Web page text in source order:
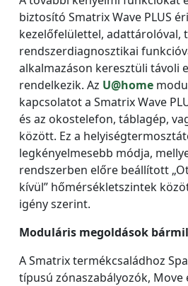
biztosító Smatrix Wave PLUS
kezelőfelülettel, adattárolóval,
rendszerdiagnosztikai
alkalmazáson keresztüli távoli
rendelkezik. Az U@home
kapcsolatot a Smatrix Wave
és az okostelefon, táblagép,
között. Ez a
legkényelmesebb módja,
rendszerben előre beállított
kívül” hőmérsékletszintek
igény szerint.
Moduláris megoldások
A Smatrix termékcsaládhoz
típusú zónaszabályozók, Move